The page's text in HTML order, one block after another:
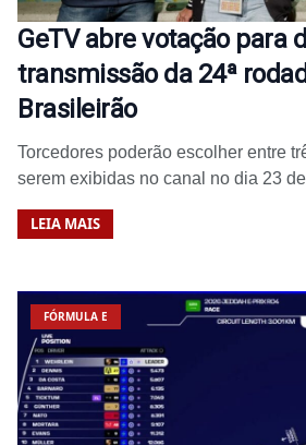
GeTV abre votação para
transmissão da 24ª
Brasileirão
Torcedores poderão escolher entre
serem exibidas no canal no dia 23
LEIA MAIS
FÓRMULA E